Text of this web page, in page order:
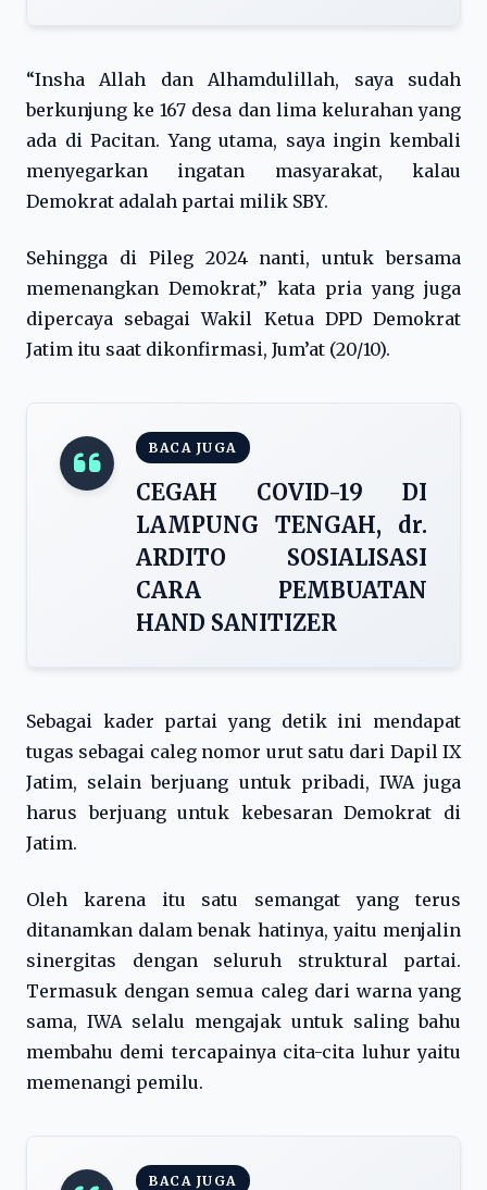
“Insha Allah dan Alhamdulillah, saya sudah
berkunjung ke 167 desa dan lima kelurahan yang
ada di Pacitan. Yang utama, saya ingin kembali
menyegarkan ingatan masyarakat, kalau
Demokrat adalah partai milik SBY.
Sehingga di Pileg 2024 nanti, untuk bersama
memenangkan Demokrat,” kata pria yang juga
dipercaya sebagai Wakil Ketua DPD Demokrat
Jatim itu saat dikonfirmasi, Jum’at (20/10).
BACA JUGA
CEGAH COVID-19 DI
LAMPUNG TENGAH, dr.
ARDITO SOSIALISASI
CARA PEMBUATAN
HAND SANITIZER
Sebagai kader partai yang detik ini mendapat
tugas sebagai caleg nomor urut satu dari Dapil IX
Jatim, selain berjuang untuk pribadi, IWA juga
harus berjuang untuk kebesaran Demokrat di
Jatim.
Oleh karena itu satu semangat yang terus
ditanamkan dalam benak hatinya, yaitu menjalin
sinergitas dengan seluruh struktural partai.
Termasuk dengan semua caleg dari warna yang
sama, IWA selalu mengajak untuk saling bahu
membahu demi tercapainya cita-cita luhur yaitu
memenangi pemilu.
BACA JUGA